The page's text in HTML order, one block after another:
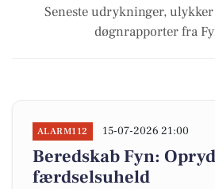
Seneste udrykninger,
døgnrapporter fra
ALARM112 15-07-2026 21:00
Beredskab Fyn:
færdselsuheld